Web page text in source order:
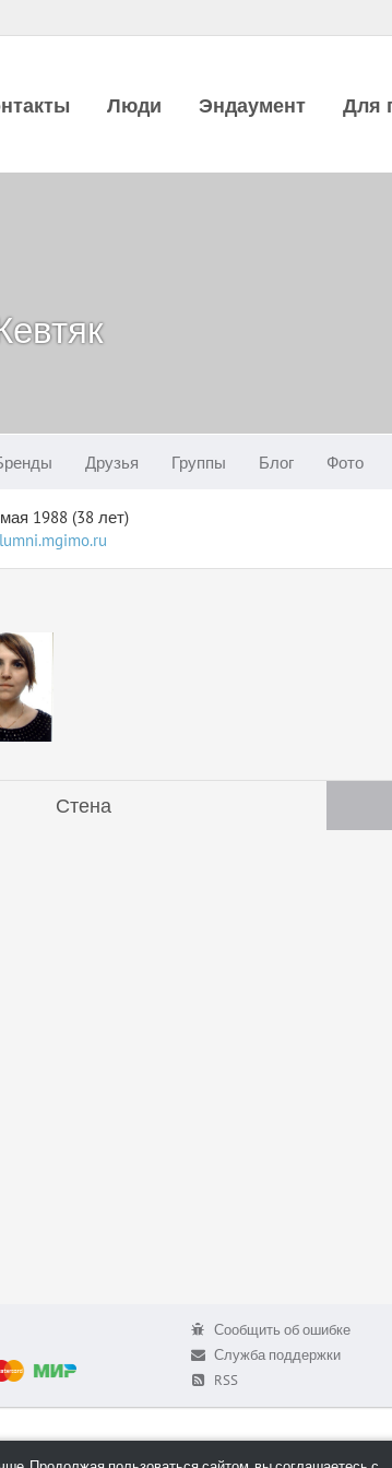
Люди Эндаумент Для
Друзья Группы Блог Фото
1988 (38 лет)
Стена
Сообщить об ошибке
Служба поддержки
RSS